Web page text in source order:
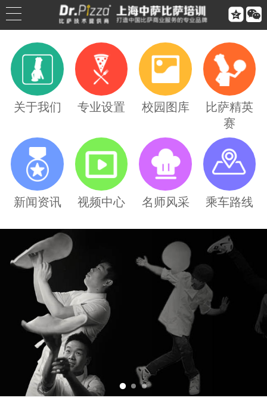


公司简介
公司荣誉
联系我们
合作伙伴
乘车路线
关于我们 专业设置 校园图库
比萨精英
赛
新闻资讯 视频中心 名师风采 乘车路线
Dr.Pizza2026第三季度培训课程排期：从0
2026/7/13
从饼底到堡胚：披萨店の手工基因——汉堡增
量密码